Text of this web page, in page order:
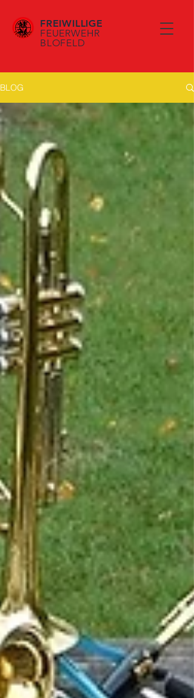
FREIWILLIGE
FEUERWEHR
BLOFELD
BLOG